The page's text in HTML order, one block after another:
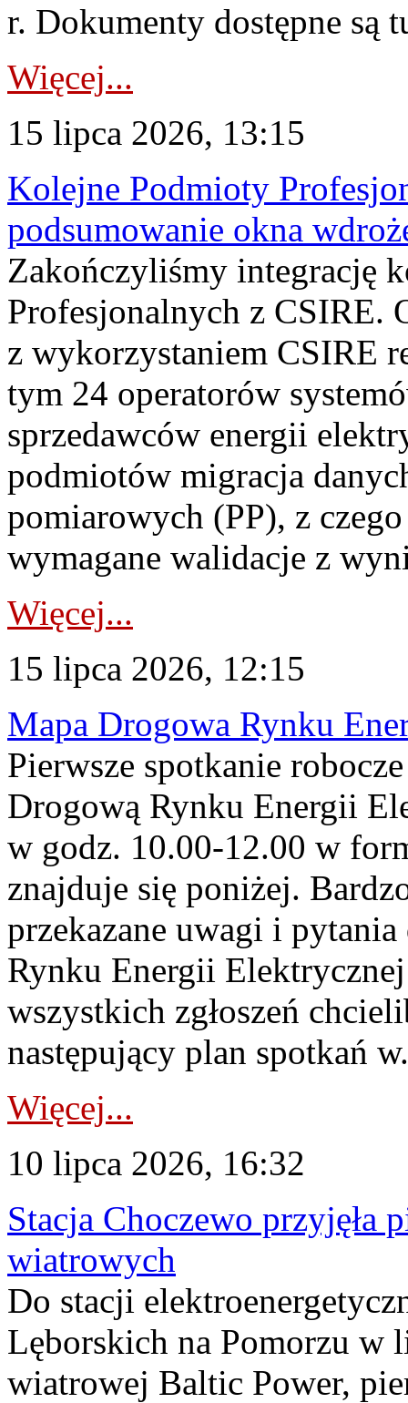
r. Dokumenty dostępne są
Więcej...
15 lipca 2026, 13:15
Kolejne Podmioty
podsumowanie okna
Zakończyliśmy integrację
Profesjonalnych z CSIRE.
z wykorzystaniem CSIRE
tym 24 operatorów
sprzedawców energii
podmiotów migracja
pomiarowych (PP), z
wymagane walidacje z
Więcej...
15 lipca 2026, 12:15
Mapa Drogowa Rynku
Pierwsze spotkanie
Drogową Rynku Energii
w godz. 10.00-12.00 w
znajduje się poniżej.
przekazane uwagi i
Rynku Energii
wszystkich zgłoszeń
następujący plan spotkań
Więcej...
10 lipca 2026, 16:32
Stacja Choczewo przyjęła
wiatrowych
Do stacji
Lęborskich na Pomorzu w
wiatrowej Baltic Power,